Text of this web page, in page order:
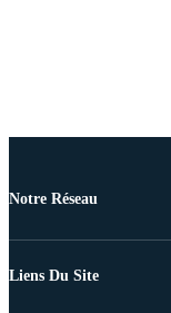
Notre Réseau
Liens Du Site